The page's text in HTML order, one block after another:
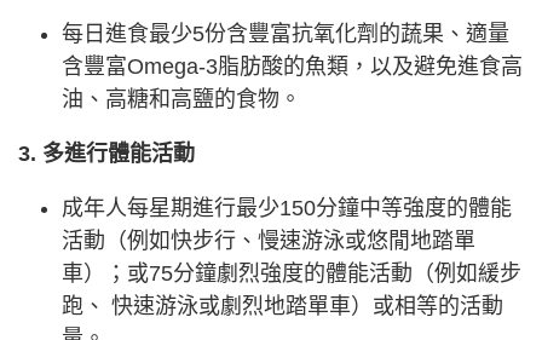
每日進食最少5份含豐富抗氧化劑的蔬果、適量
含豐富Omega-3脂肪酸的魚類，以及避免進食高
油、高糖和高鹽的食物。
3. 多進行體能活動
成年人每星期進行最少150分鐘中等強度的體能
活動（例如快步行、慢速游泳或悠閒地踏單
車）；或75分鐘劇烈強度的體能活動（例如緩步
跑、 快速游泳或劇烈地踏單車）或相等的活動